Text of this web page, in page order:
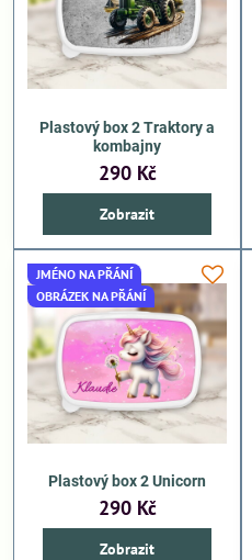
Plastový box 2 Traktory a
kombajny
290 Kč
Zobrazit
JMÉNO NA PŘÁNÍ
OBRÁZEK NA PŘÁNÍ
Plastový box 2 Unicorn
290 Kč
Zobrazit